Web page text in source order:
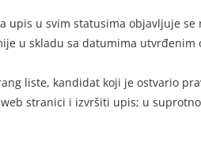
upis u svim statusima objavljuje
u skladu sa datumima utvrđenim
liste, kandidat koji je ostvario
stranici i izvršiti upis; u